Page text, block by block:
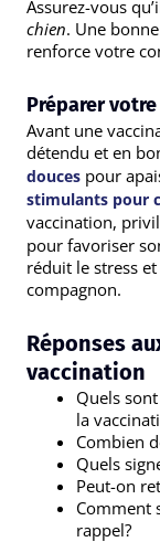
Assurez-vous
chien. Une
renforce votre
Préparer
Avant une
détendu et en
douces pour
stimulants pour
vaccination,
pour favoriser
réduit le stress
compagnon.
Réponses
vaccination
Quels
la
Combien
Quels
Peut-on
Comment
rappel?